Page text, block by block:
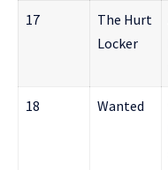
17
The Hurt
Locker
18 Wanted